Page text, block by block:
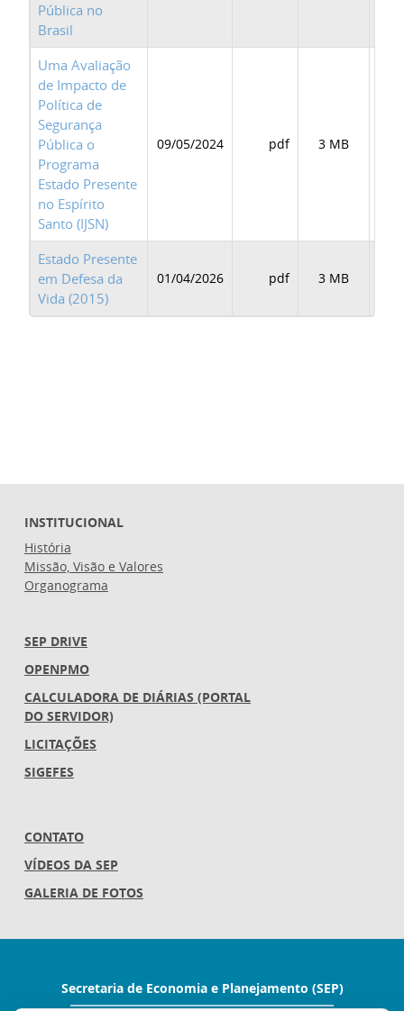
Pública no
Brasil
Uma Avaliação
de Impacto de
Política de
Segurança
Pública o
Programa
Estado Presente
no Espírito
Santo (IJSN)
09/05/2024 pdf 3 MB
Estado Presente
em Defesa da
Vida (2015)
01/04/2026 pdf 3 MB
INSTITUCIONAL
História
Missão, Visão e Valores
Organograma
SEP DRIVE
OPENPMO
CALCULADORA DE DIÁRIAS (PORTAL
DO SERVIDOR)
LICITAÇÕES
SIGEFES
CONTATO
VÍDEOS DA SEP
GALERIA DE FOTOS
Secretaria de Economia e Planejamento (SEP)